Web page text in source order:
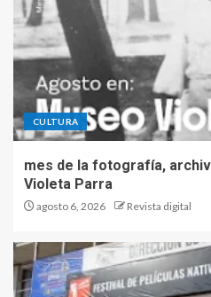
CULTURA
mes de la fotografía,
Violeta Parra
agosto 6, 2026 Revista digital